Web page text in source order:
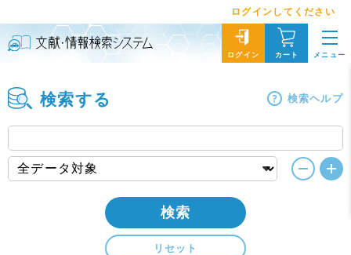
ログインしてください
ログイン カート メニュー
検索する 検索ヘルプ
検索
リセット